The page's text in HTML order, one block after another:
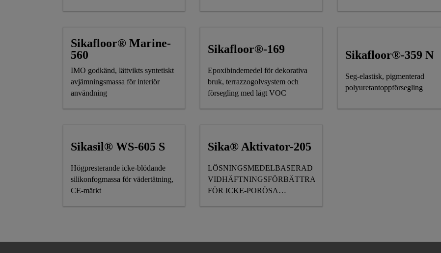
Sikafloor® Marine-
560
IMO godkänd, lättvikts syntetiskt
avjämningsmassa för interiör
användning
Sikafloor®-169
Epoxibindemedel för dekorativa
bruk, terrazzogolvsystem och
försegling med lågt VOC
Sikafloor®-359 N
Seg-elastisk, pigmenterad
polyuretantoppförsegling
Sikasil® WS-605 S
Högpresterande icke-blödande
silikonfogmassa för vädertätning,
CE-märkt
Sika® Aktivator-205
LÖSNINGSMEDELBASERAD
VIDHÄFTNINGSFÖRBÄTTRARE
FÖR ICKE-PORÖSA